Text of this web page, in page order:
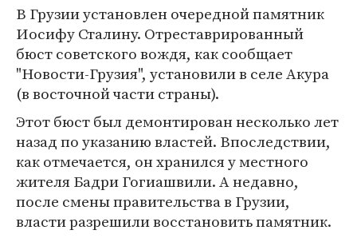
В Грузии установлен очередной памятник
Иосифу Сталину. Отреставрированный
бюст советского вождя, как сообщает
"Новости-Грузия", установили в селе Акура
(в восточной части страны).
Этот бюст был демонтирован несколько лет
назад по указанию властей. Впоследствии,
как отмечается, он хранился у местного
жителя Бадри Гогиашвили. А недавно,
после смены правительства в Грузии,
власти разрешили восстановить памятник.